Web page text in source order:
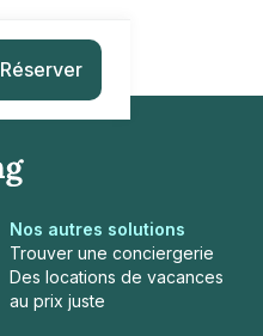
Réserver
Nos autres solutions
Trouver une conciergerie
Des locations de vacances
au prix juste